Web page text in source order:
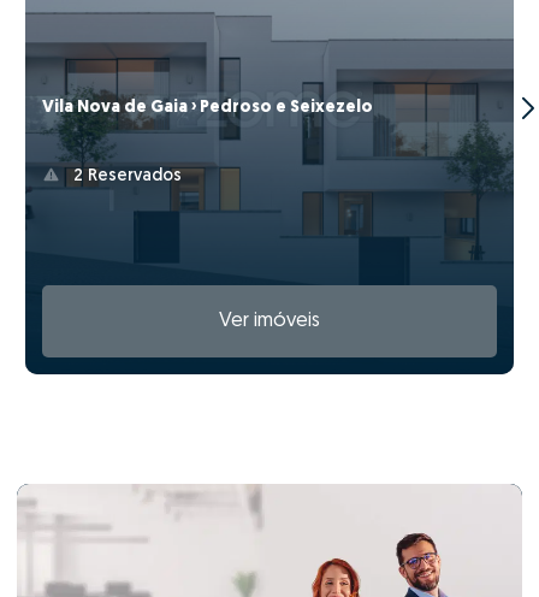
Vila Nova de Gaia › Pedroso e Seixezelo
2 Reservados
Ver imóveis